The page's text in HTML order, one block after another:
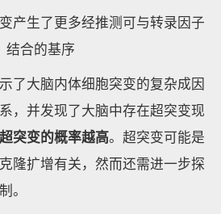
产生了更多经推测可与转录因子
结合的基序
了大脑内体细胞突变的复杂成因
，并发现了大脑中存在超突变现
突变的概率越高。超突变可能是
隆扩增有关，然而还需进一步探
。